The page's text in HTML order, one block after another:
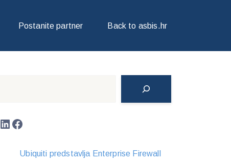
Postanite partner Back to asbis.hr
LinkedIn
Facebook
Ubiquiti predstavlja Enterprise Firewall